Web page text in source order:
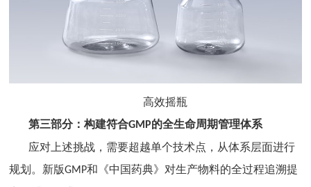
高效摇瓶
第三部分：构建符合GMP的全生命周期管理体系
应对上述挑战，需要超越单个技术点，从体系层面进行
规划。新版GMP和《中国药典》对生产物料的全过程追溯提